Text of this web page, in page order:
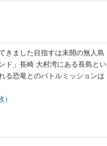
きました目指すは未開の無人島
ド」長崎 大村湾にある長島とい
る恐竜とのバトルミッションは